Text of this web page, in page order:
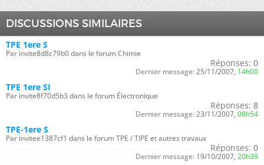
DISCUSSIONS SIMILAIRES
TPE 1ere S
Par invite8d8c79b0 dans le forum Chimie
Réponses: 0
Dernier message: 25/11/2007, 14h00
TPE 1ere SI
Par invite8f70d5b3 dans le forum Électronique
Réponses: 8
Dernier message: 23/11/2007, 08h54
TPE-1ere S
Par invitee1387cf1 dans le forum TPE / TIPE et autres travaux
Réponses: 0
Dernier message: 19/10/2007, 20h39